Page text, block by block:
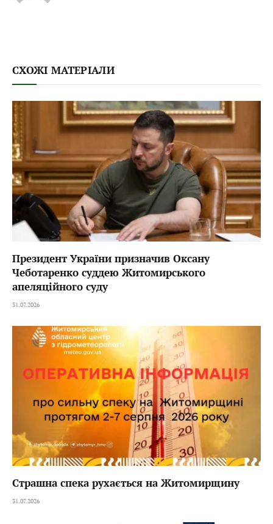
СХОЖІ МАТЕРІАЛИ
Президент України призначив Оксану
Чеботаренко суддею Житомирського
апеляційного суду
31.07.2026
Страшна спека рухається на Житомирщину
31.07.2026